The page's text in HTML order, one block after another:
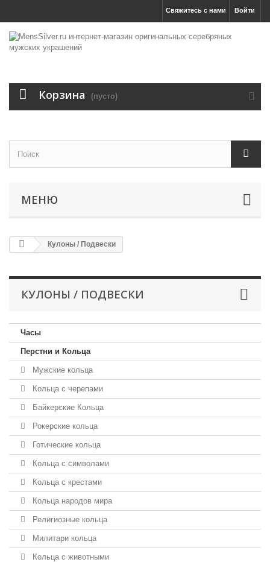
Войти
Свяжитесь с нами
Корзина (пусто)
МЕНЮ
Кулоны / Подвески
КУЛОНЫ / ПОДВЕСКИ
Часы
Перстни и Кольца
Мужские кольца
Кольца с черепами
Байкерские Кольца
Рокерские кольца
Готические кольца
Кольца с символами
Кольца с крестами
Кольца народов мира
Религиозные кольца
Милитари кольца
Кольца с животными